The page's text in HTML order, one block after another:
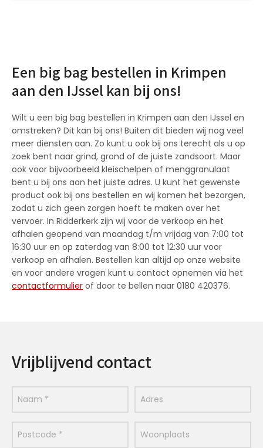
Een big bag bestellen in Krimpen
aan den IJssel kan bij ons!
Wilt u een big bag bestellen in Krimpen aan den IJssel en
omstreken? Dit kan bij ons! Buiten dit bieden wij nog veel
meer diensten aan. Zo kunt u ook bij ons terecht als u op
zoek bent naar grind, grond of de juiste zandsoort. Maar
ook voor bijvoorbeeld kleischelpen of menggranulaat
bent u bij ons aan het juiste adres. U kunt het gewenste
product ook bij ons bestellen en wij komen het bezorgen,
zodat u zich geen zorgen hoeft te maken over het
vervoer. In Ridderkerk zijn wij voor de verkoop en het
afhalen geopend van maandag t/m vrijdag van 7:00 tot
16:30 uur en op zaterdag van 8:00 tot 12:30 uur voor
verkoop en afhalen. Bestellen kan altijd op onze website
en voor andere vragen kunt u contact opnemen via het
contactformulier of door te bellen naar 0180 420376.
Vrijblijvend contact